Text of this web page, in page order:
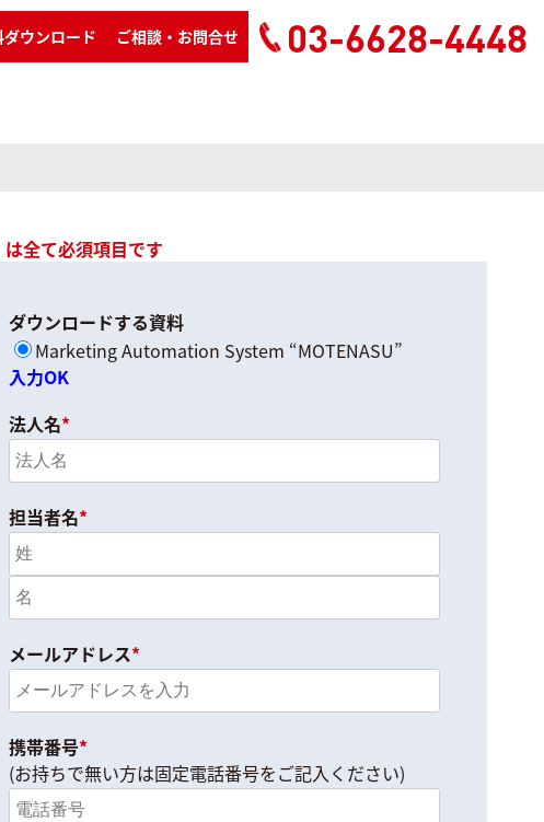
ダウンロード ご相談・お問合せ 03-6628-4448
は全て必須項目です
ダウンロードする資料
Marketing Automation System “MOTENASU”
入力OK
法人名*
担当者名*
メールアドレス*
携帯番号*
(お持ちで無い方は固定電話番号をご記入ください)